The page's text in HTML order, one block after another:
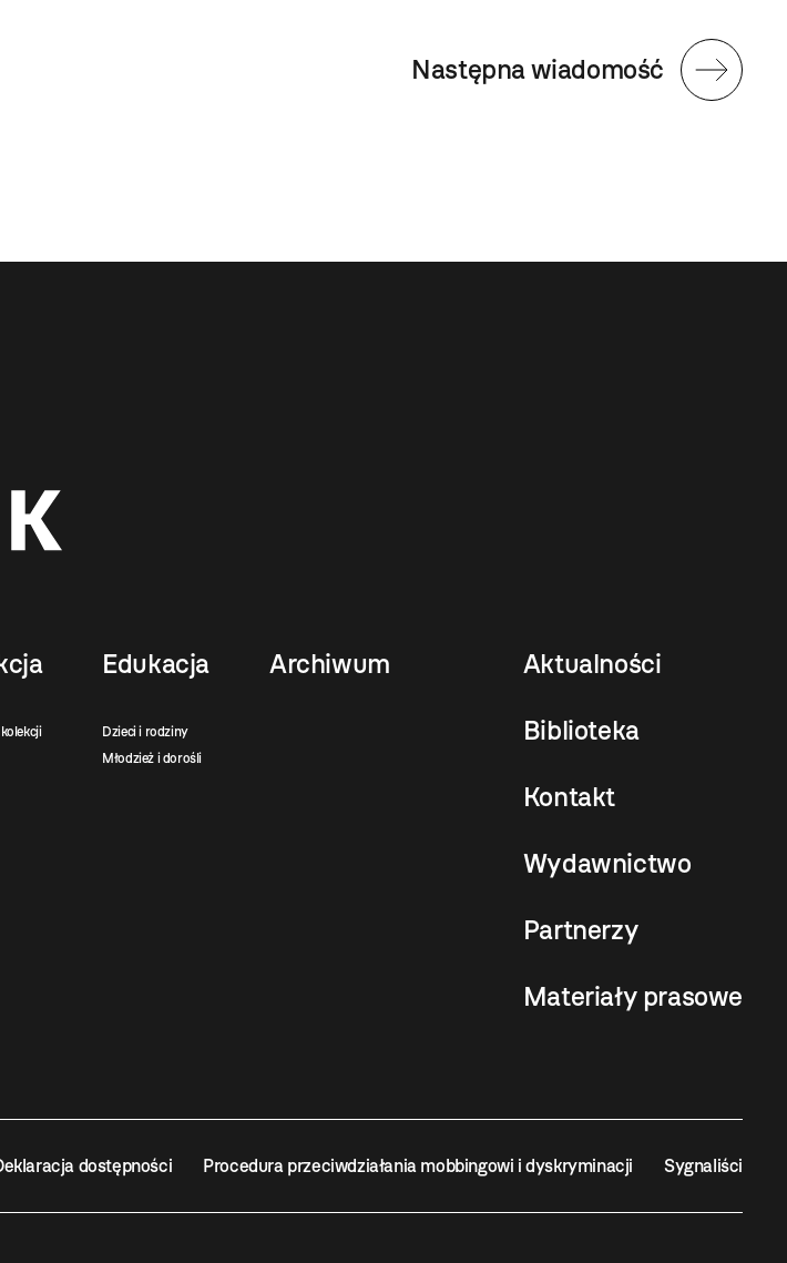
Następna wiadomość
Edukacja
Dzieci i rodziny
Młodzież i dorośli
Archiwum Aktualności
Biblioteka
Kontakt
Wydawnictwo
Partnerzy
Materiały prasowe
dostępności Procedura przeciwdziałania mobbingowi i dyskryminacji Sygnaliści